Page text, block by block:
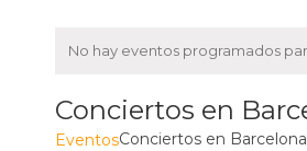
No hay eventos programados
Conciertos en
EventosConciertos en Barcelona